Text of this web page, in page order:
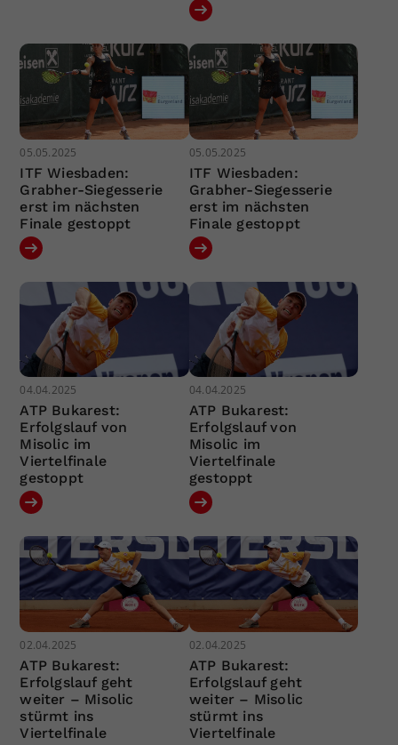
05.05.2025
ITF Wiesbaden:
Grabher-Siegesserie
erst im nächsten
Finale gestoppt
05.05.2025
ITF Wiesbaden:
Grabher-Siegesserie
erst im nächsten
Finale gestoppt
04.04.2025
ATP Bukarest:
Erfolgslauf von
Misolic im
Viertelfinale
gestoppt
04.04.2025
ATP Bukarest:
Erfolgslauf von
Misolic im
Viertelfinale
gestoppt
02.04.2025
ATP Bukarest:
Erfolgslauf geht
weiter – Misolic
stürmt ins
Viertelfinale
02.04.2025
ATP Bukarest:
Erfolgslauf geht
weiter – Misolic
stürmt ins
Viertelfinale